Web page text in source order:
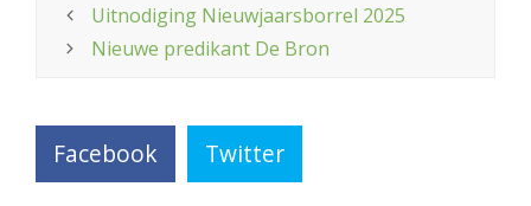
Uitnodiging Nieuwjaarsborrel 2025
Nieuwe predikant De Bron
Facebook Twitter